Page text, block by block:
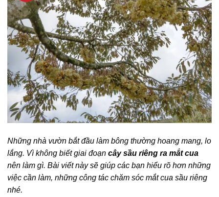
Những nhà vườn bắt đầu làm bông thường hoang mang, lo
lắng. Vì không biết giai đoạn cây sầu riêng ra mắt cua
nên làm gì. Bài viết này sẽ giúp các bạn hiểu rõ hơn những
việc cần làm, những công tác chăm sóc mắt cua sầu riêng
nhé.